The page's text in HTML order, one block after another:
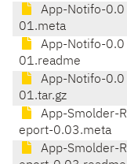
App-Notifo-0.0
01.meta
App-Notifo-0.0
01.readme
App-Notifo-0.0
01.tar.gz
App-Smolder-R
eport-0.03.meta
App-Smolder-R